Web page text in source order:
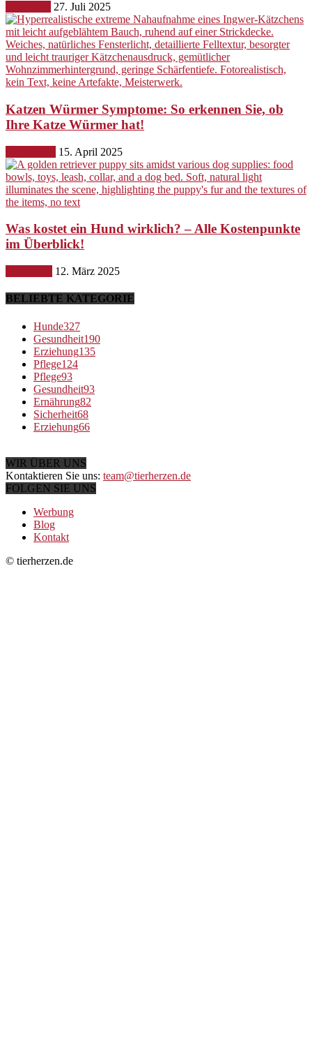
27. Juli 2025
Katzen Würmer Symptome: So erkennen Sie, ob
Ihre Katze Würmer hat!
15. April 2025
Was kostet ein Hund wirklich? – Alle Kostenpunkte
im Überblick!
12. März 2025
BELIEBTE KATEGORIE
Hunde327
Gesundheit190
Erziehung135
Pflege124
Pflege93
Gesundheit93
Ernährung82
Sicherheit68
Erziehung66
WIR ÜBER UNS
Kontaktieren Sie uns: team@tierherzen.de
FOLGEN SIE UNS
Werbung
Blog
Kontakt
© tierherzen.de